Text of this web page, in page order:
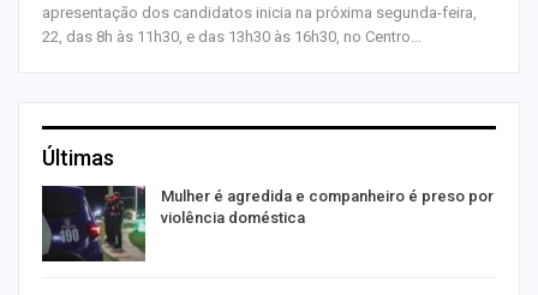
apresentação dos candidatos inicia na próxima segunda-feira,
22, das 8h às 11h30, e das 13h30 às 16h30, no Centro…
Últimas
Mulher é agredida e companheiro é preso por
violência doméstica